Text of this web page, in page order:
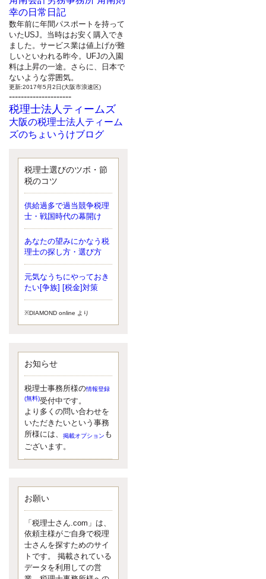
幸の日常日記
数年前に年間パスポートを持って
いたUSJ。当時はお安く購入でき
ました。サービス業は値上げが難
しいといわれる昨今。UFJの入園
料は上昇の一途。さらに、日本で
ないような雰囲気。
更新:2017年5月2日(大阪市浪速区)
---------------------
税理士法人ティームズ
大阪の税理士法人ティーム
ズのちょいうけブログ
なったことに気付いた、税理士の
北井です。寂しいです。 先日、テ
ィームズイベントとしてバーベキ
ップしようと思いましたが、そこ
はセンスある後のブロガーに任せ
ようと思います。
更新:2017年5月1日(大阪市北区)
---------------------
サクセス会計事務所
サクセス税理士のお役立ち
ブログ
平成２７年１月１日以降開始の相
続より、相続税の基礎控除額（相
続税が課税されない遺産の上限
しています。
更新:2017年5月1日(大阪市中央区)
湘南BUN税理士事務所
湘南のぽっちゃり女性税理
士松村文子と湘南ＢＵ
また最近、税理士試験のご相談を
受けることおおくなりました。受
験申し込み受け付け開始になるか
ダメと思う前に、全力で勝負して
みたいです！
京都のやわらか女性税理
イクメン税理士による税金
ブログです。
税理士選びのツボ・節
税のコツ
供給過多で過当競争税理
士・戦国時代の幕開け
あなたの望みにかなう税
理士の探し方・選び方
元気なうちにやっておき
たい[争族] [税金]対策
※DIAMOND online より
お知らせ
税理士事務所様の情報登録
(無料)受付中です。
より多くの問い合わせを
いただきたいという事務
所様には、
掲載オプション も
ございます。
お願い
「税理士さん.com」は、
依頼主様がご自身で税理
士さんを探すためのサイ
トです。 掲載されている
データを利用しての営